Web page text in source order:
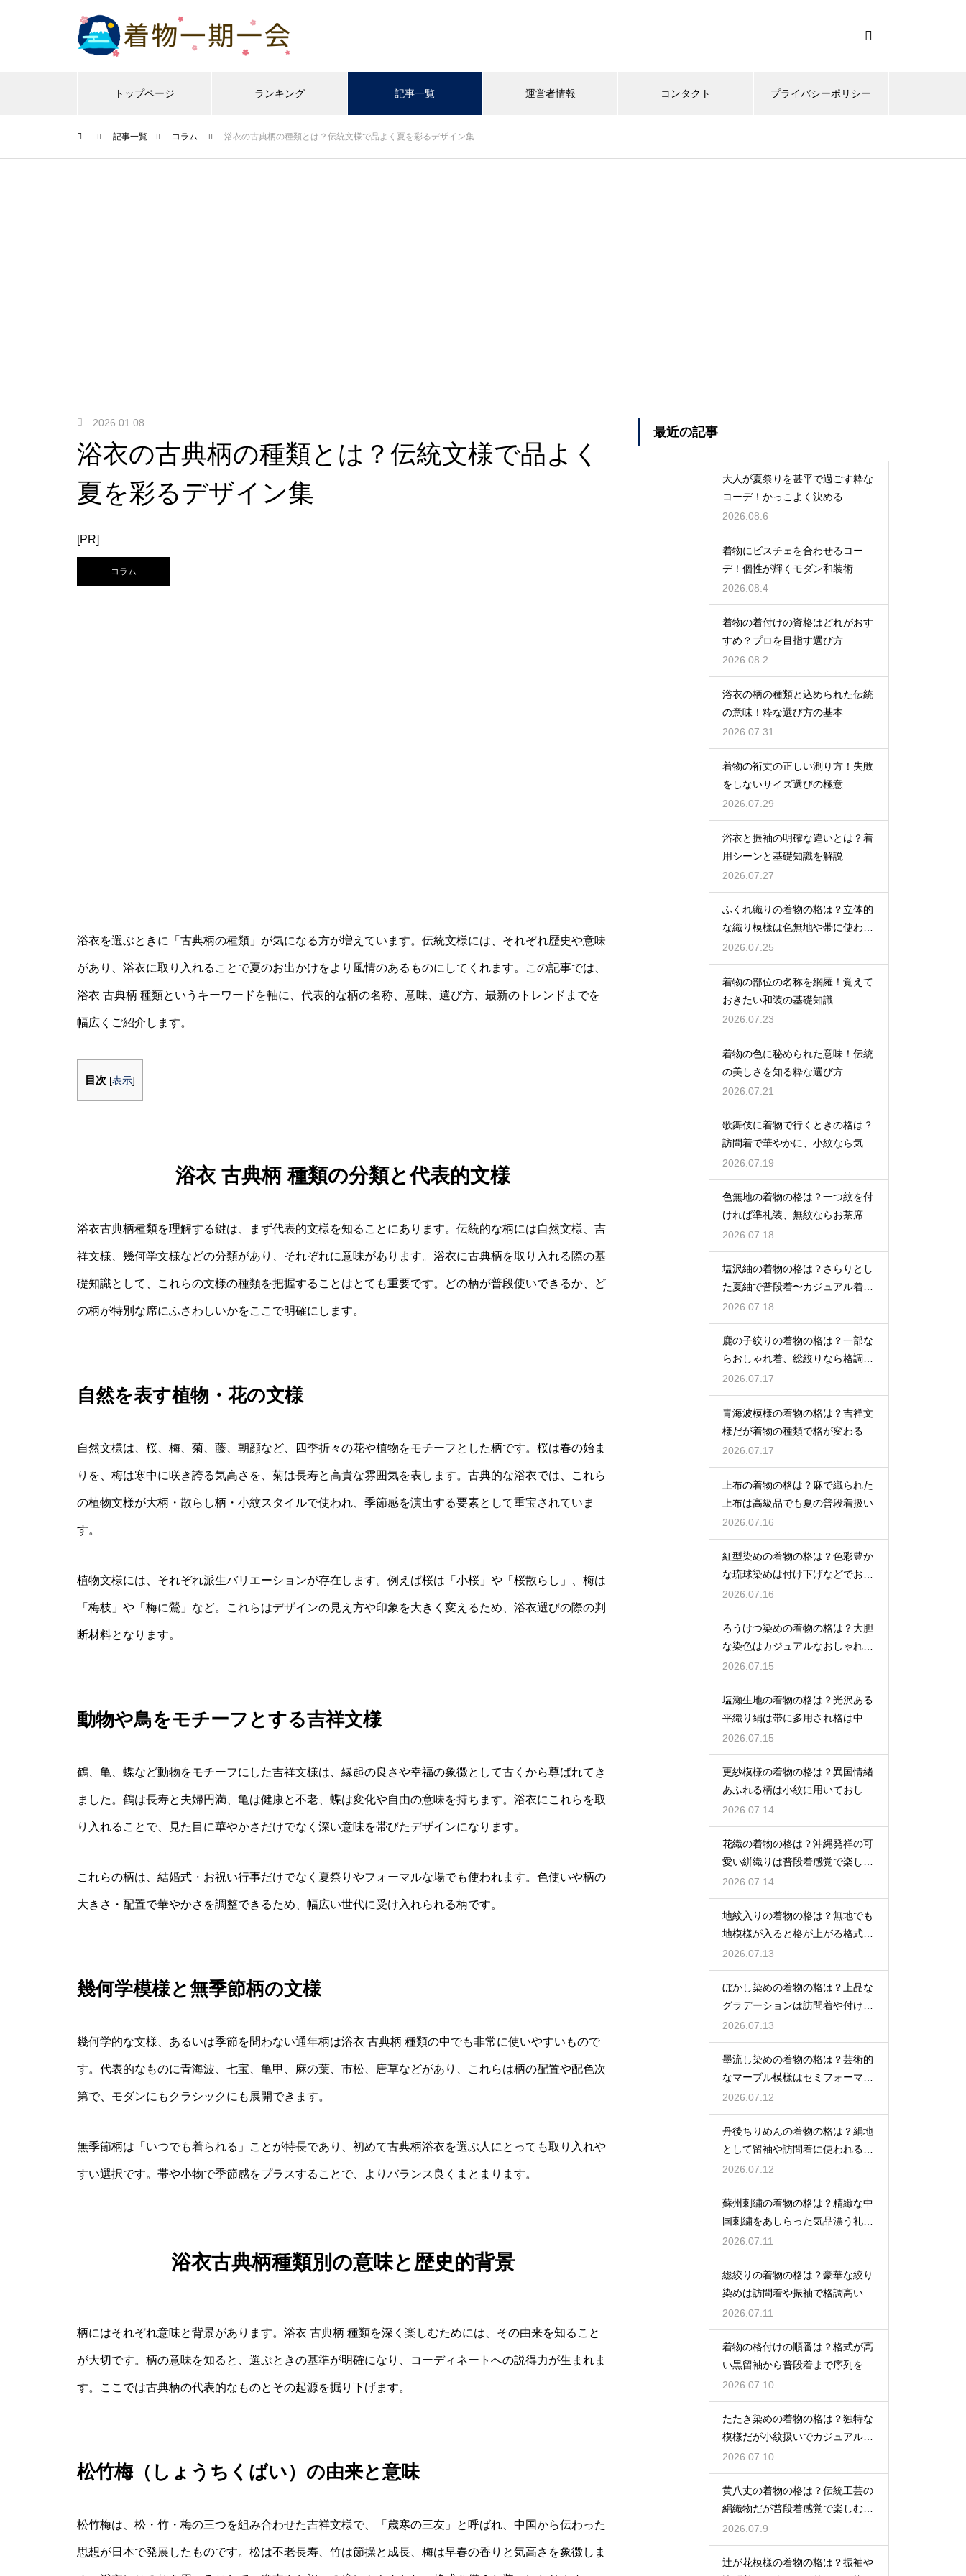
トップページ ランキング 記事一覧 運営者情報 コンタクト プライバシーポリシー
記事一覧 コラム 浴衣の古典柄の種類とは？伝統文様で品よく夏を彩るデザイン集
2026.01.08
浴衣の古典柄の種類とは？伝統文様で品よく
夏を彩るデザイン集
[PR]
コラム
浴衣を選ぶときに「古典柄の種類」が気になる方が増えています。伝統文様には、それぞれ歴史や意味
があり、浴衣に取り入れることで夏のお出かけをより風情のあるものにしてくれます。この記事では、
浴衣 古典柄 種類というキーワードを軸に、代表的な柄の名称、意味、選び方、最新のトレンドまでを
幅広くご紹介します。
目次 [表示]
浴衣 古典柄 種類の分類と代表的文様
浴衣古典柄種類を理解する鍵は、まず代表的文様を知ることにあります。伝統的な柄には自然文様、吉
祥文様、幾何学文様などの分類があり、それぞれに意味があります。浴衣に古典柄を取り入れる際の基
礎知識として、これらの文様の種類を把握することはとても重要です。どの柄が普段使いできるか、ど
の柄が特別な席にふさわしいかをここで明確にします。
自然を表す植物・花の文様
自然文様は、桜、梅、菊、藤、朝顔など、四季折々の花や植物をモチーフとした柄です。桜は春の始ま
りを、梅は寒中に咲き誇る気高さを、菊は長寿と高貴な雰囲気を表します。古典的な浴衣では、これら
の植物文様が大柄・散らし柄・小紋スタイルで使われ、季節感を演出する要素として重宝されていま
す。
植物文様には、それぞれ派生バリエーションが存在します。例えば桜は「小桜」や「桜散らし」、梅は
「梅枝」や「梅に鶯」など。これらはデザインの見え方や印象を大きく変えるため、浴衣選びの際の判
断材料となります。
動物や鳥をモチーフとする吉祥文様
鶴、亀、蝶など動物をモチーフにした吉祥文様は、縁起の良さや幸福の象徴として古くから尊ばれてき
ました。鶴は長寿と夫婦円満、亀は健康と不老、蝶は変化や自由の意味を持ちます。浴衣にこれらを取
り入れることで、見た目に華やかさだけでなく深い意味を帯びたデザインになります。
これらの柄は、結婚式・お祝い行事だけでなく夏祭りやフォーマルな場でも使われます。色使いや柄の
大きさ・配置で華やかさを調整できるため、幅広い世代に受け入れられる柄です。
幾何学模様と無季節柄の文様
幾何学的な文様、あるいは季節を問わない通年柄は浴衣 古典柄 種類の中でも非常に使いやすいもので
す。代表的なものに青海波、七宝、亀甲、麻の葉、市松、唐草などがあり、これらは柄の配置や配色次
第で、モダンにもクラシックにも展開できます。
無季節柄は「いつでも着られる」ことが特長であり、初めて古典柄浴衣を選ぶ人にとっても取り入れや
すい選択です。帯や小物で季節感をプラスすることで、よりバランス良くまとまります。
浴衣古典柄種類別の意味と歴史的背景
柄にはそれぞれ意味と背景があります。浴衣 古典柄 種類を深く楽しむためには、その由来を知ること
が大切です。柄の意味を知ると、選ぶときの基準が明確になり、コーディネートへの説得力が生まれま
す。ここでは古典柄の代表的なものとその起源を掘り下げます。
松竹梅（しょうちくばい）の由来と意味
松竹梅は、松・竹・梅の三つを組み合わせた吉祥文様で、「歳寒の三友」と呼ばれ、中国から伝わった
思想が日本で発展したものです。松は不老長寿、竹は節操と成長、梅は早春の香りと気高さを象徴しま
最近の記事
大人が夏祭りを甚平で過ごす粋な
コーデ！かっこよく決める
2026.08.6
着物にビスチェを合わせるコー
デ！個性が輝くモダン和装術
2026.08.4
着物の着付けの資格はどれがおす
すめ？プロを目指す選び方
2026.08.2
浴衣の柄の種類と込められた伝統
の意味！粋な選び方の基本
2026.07.31
着物の裄丈の正しい測り方！失敗
をしないサイズ選びの極意
2026.07.29
浴衣と振袖の明確な違いとは？着
用シーンと基礎知識を解説
2026.07.27
ふくれ織りの着物の格は？立体的
な織り模様は色無地や帯に使われ
格は控えめ
2026.07.25
着物の部位の名称を網羅！覚えて
おきたい和装の基礎知識
2026.07.23
着物の色に秘められた意味！伝統
の美しさを知る粋な選び方
2026.07.21
歌舞伎に着物で行くときの格は？
訪問着で華やかに、小紋なら気軽
な観劇に
2026.07.19
色無地の着物の格は？一つ紋を付
ければ準礼装、無紋ならお茶席向
きの格
2026.07.18
塩沢紬の着物の格は？さらりとし
た夏紬で普段着〜カジュアル着物
として活躍
2026.07.18
鹿の子絞りの着物の格は？一部な
らおしゃれ着、総絞りなら格調高
い晴れ着に
2026.07.17
青海波模様の着物の格は？吉祥文
様だが着物の種類で格が変わる
2026.07.17
上布の着物の格は？麻で織られた
上布は高級品でも夏の普段着扱い
2026.07.16
紅型染めの着物の格は？色彩豊か
な琉球染めは付け下げなどでおし
ゃれ着向き
2026.07.16
ろうけつ染めの着物の格は？大胆
な染色はカジュアルなおしゃれ着
に最適
2026.07.15
塩瀬生地の着物の格は？光沢ある
平織り絹は帯に多用され格は中位
程度
2026.07.15
更紗模様の着物の格は？異国情緒
あふれる柄は小紋に用いておしゃ
れ着向き
2026.07.14
花織の着物の格は？沖縄発祥の可
愛い絣織りは普段着感覚で楽しめ
る
2026.07.14
地紋入りの着物の格は？無地でも
地模様が入ると格が上がる格式を
解説
2026.07.13
ぼかし染めの着物の格は？上品な
グラデーションは訪問着や付け下
げで格調アップ
2026.07.13
墨流し染めの着物の格は？芸術的
なマーブル模様はセミフォーマル
な装いにも映える
2026.07.12
丹後ちりめんの着物の格は？絹地
として留袖や訪問着に使われる高
級素材
2026.07.12
蘇州刺繍の着物の格は？精緻な中
国刺繍をあしらった気品漂う礼装
着
2026.07.11
総絞りの着物の格は？豪華な絞り
染めは訪問着や振袖で格調高い印
象に
2026.07.11
着物の格付けの順番は？格式が高
い黒留袖から普段着まで序列を解
説
2026.07.10
たたき染めの着物の格は？独特な
模様だが小紋扱いでカジュアルに
着こなす
2026.07.10
黄八丈の着物の格は？伝統工芸の
絹織物だが普段着感覚で楽しむお
しゃれ着
2026.07.9
辻が花模様の着物の格は？振袖や